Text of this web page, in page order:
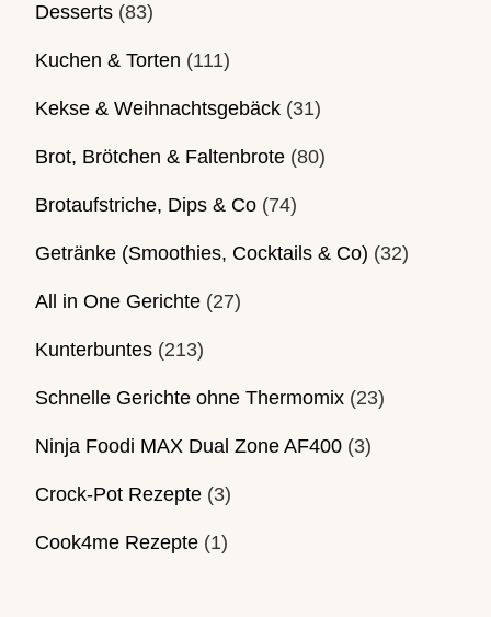
Desserts (83)
Kuchen & Torten (111)
Kekse & Weihnachtsgebäck (31)
Brot, Brötchen & Faltenbrote (80)
Brotaufstriche, Dips & Co (74)
Getränke (Smoothies, Cocktails & Co) (32)
All in One Gerichte (27)
Kunterbuntes (213)
Schnelle Gerichte ohne Thermomix (23)
Ninja Foodi MAX Dual Zone AF400 (3)
Crock-Pot Rezepte (3)
Cook4me Rezepte (1)